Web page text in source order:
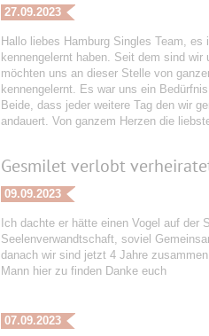
27.09.2023
Hallo liebes Hamburg Singles Team,
kennengelernt haben. Seit dem sind
möchten uns an dieser Stelle von
kennengelernt. Es war uns ein
Beide, dass jeder weitere Tag den wir
andauert. Von ganzem Herzen die
Gesmilet verlobt
09.09.2023
Ich dachte er hätte einen Vogel auf der
Seelenverwandtschaft, soviel
danach wir sind jetzt 4 Jahre
Mann hier zu finden Danke euch
07.09.2023